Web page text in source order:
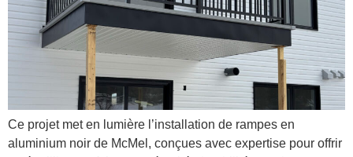
Ce projet met en lumière l’installation de rampes en
aluminium noir de McMel, conçues avec expertise pour offrir